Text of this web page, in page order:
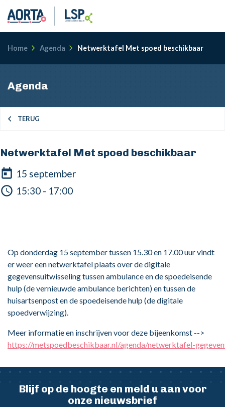
Kruimelpad
Home Agenda Netwerktafel Met spoed beschikbaar
Agenda
TERUG
Netwerktafel Met spoed beschikbaar
15 september
15:30 - 17:00
Op donderdag 15 september tussen 15.30 en 17.00 uur vindt
er weer een netwerktafel plaats over de digitale
gegevensuitwisseling tussen ambulance en de spoedeisende
hulp (de vernieuwde ambulance berichten) en tussen de
huisartsenpost en de spoedeisende hulp (de digitale
spoedverwijzing).
Meer informatie en inschrijven voor deze bijeenkomst -->
https://metspoedbeschikbaar.nl/agenda/netwerktafel-
Blijf op de hoogte en meld u aan voor
onze nieuwsbrief